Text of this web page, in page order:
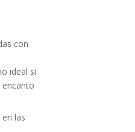
con
ideal si
las